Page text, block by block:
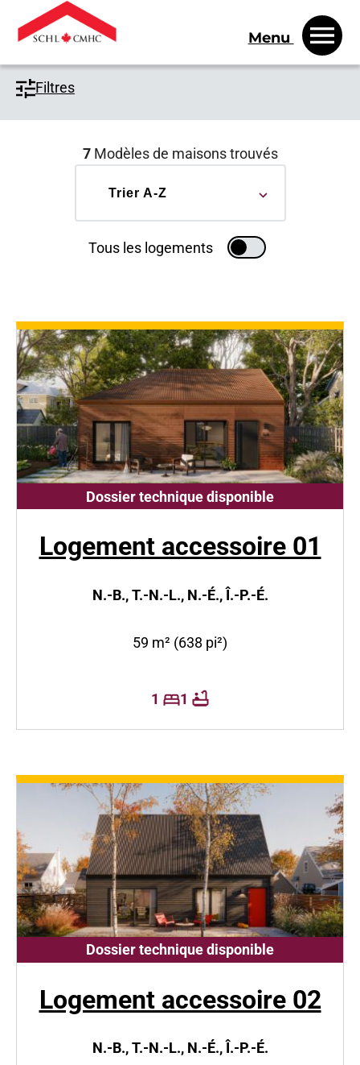
Menu
Filtres
Trier A-Z
Tous les logements
7 Modèles de maisons trouvés
Dossier technique disponible
Logement accessoire 01
N.-B., T.-N.-L., N.-É., Î.-P.-É.
59 m² (638 pi²)
1 1
Dossier technique disponible
Logement accessoire 02
N.-B., T.-N.-L., N.-É., Î.-P.-É.